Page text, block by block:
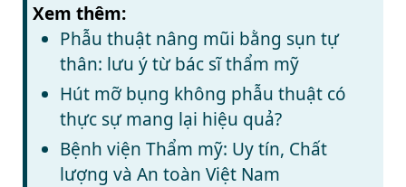
Xem thêm:
Phẫu thuật nâng mũi bằng sụn tự
thân: lưu ý từ bác sĩ thẩm mỹ
Hút mỡ bụng không phẫu thuật có
thực sự mang lại hiệu quả?
Bệnh viện Thẩm mỹ: Uy tín, Chất
lượng và An toàn Việt Nam